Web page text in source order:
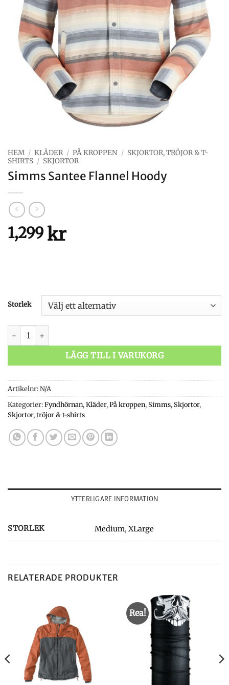
HEM / KLÄDER / PÅ KROPPEN / SKJORTOR, TRÖJOR & T-
SHIRTS / SKJORTOR
Simms Santee Flannel Hoody
1,299kr
Storlek
Simms Santee Flannel Hoody mängd
LÄGG TILL I VARUKORG
Artikelnr:N/A
Kategorier:Fyndhörnan,Kläder,På kroppen,Simms,Skjortor,
Skjortor, tröjor & t-shirts
YTTERLIGARE INFORMATION
STORLEK Medium,XLarge
RELATERADE PRODUKTER
Rea!